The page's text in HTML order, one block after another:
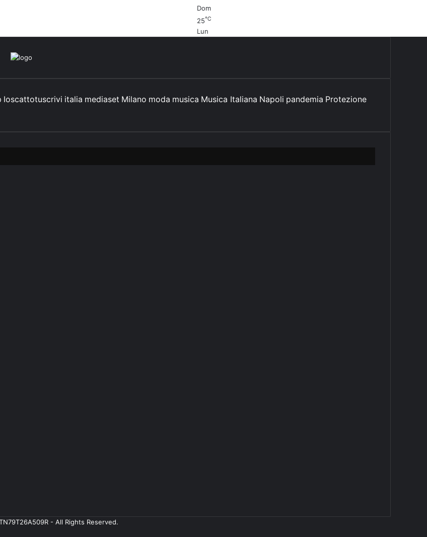
Dom
25℃
Lun
Ioscattotuscrivi italia mediaset Milano moda musica Musica Italiana Napoli pandemia Protezione
- All Rights Reserved.